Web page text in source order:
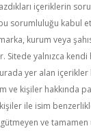
içeriklerin
sorumluluğu kabul
kurum veya
Sitede yalnızca kendi
yer alan
ve kişiler hakkında
ile isim
gütmeyen ve